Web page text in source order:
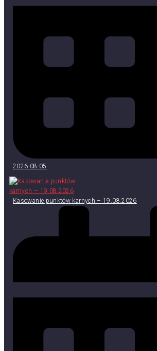
2026-08-05
Kasowanie punktów karnych – 19.08.2026